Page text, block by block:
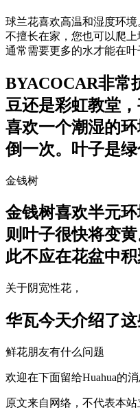
球兰花喜欢高温和湿度环
不擅长在家，您也可以爬上
通常需要更多的水才能在叶
BYACOCAR非常
豆还是彩虹教堂
喜欢一个潮湿的
倒一次。叶子是绿
金钱树
金钱树喜欢半元
则叶子很快将变
此不应在花盆中积
关于阴宽性花，
华瓦今天介绍了这
鲜花朋友有什么问题
欢迎在下面留给Huahua的消
原文来自网络，不代表本